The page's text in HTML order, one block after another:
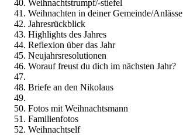
Weihnachtstrumpf/-stiefel
Weihnachten in deiner Gemeinde/Anlässe
Jahresrückblick
Highlights des Jahres
Reflexion über das Jahr
Neujahrsresolutionen
Worauf freust du dich im nächsten Jahr?
Briefe an den Nikolaus
Fotos mit Weihnachtsmann
Familienfotos
Weihnachtself